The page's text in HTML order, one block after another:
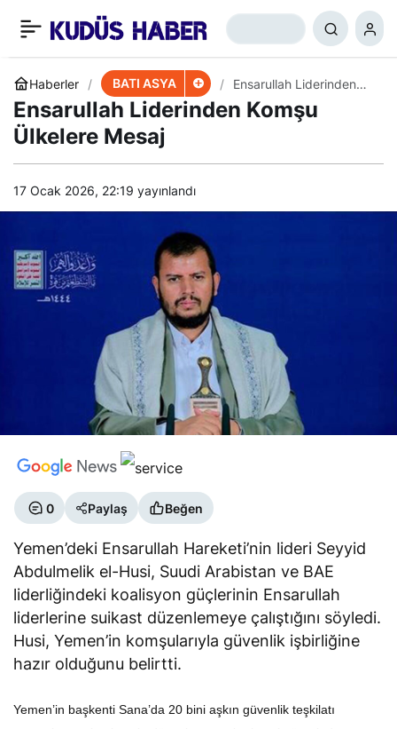
Haberler BATI ASYA
Ensarullah Liderinden
Komşu Ülkelere Mesaj
Ensarullah Liderinden Komşu
Ülkelere Mesaj
17 Ocak 2026, 22:19 yayınlandı
0 Paylaş Beğen
Yemen’deki Ensarullah Hareketi’nin lideri Seyyid
Abdulmelik el-Husi, Suudi Arabistan ve BAE
liderliğindeki koalisyon güçlerinin Ensarullah
liderlerine suikast düzenlemeye çalıştığını söyledi.
Husi, Yemen’in komşularıyla güvenlik işbirliğine
hazır olduğunu belirtti.
Yemen’in başkenti Sana’da 20 bini aşkın güvenlik teşkilatı
Iraklı Asker: IŞİD’i, ABD
Desteğiyle Baasçılar
Yönetiyor
+ 0 Paylaş